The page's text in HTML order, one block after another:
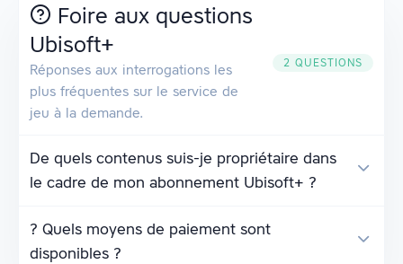
Foire aux questions
Ubisoft+
Réponses aux interrogations les
plus fréquentes sur le service de
jeu à la demande.
2 QUESTIONS
De quels contenus suis-je propriétaire dans
le cadre de mon abonnement Ubisoft+ ?
? Quels moyens de paiement sont
disponibles ?